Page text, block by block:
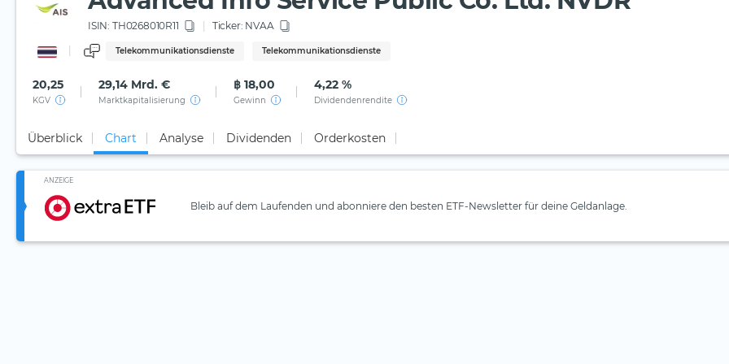
ISIN: TH0268010R11 Ticker: NVAA
Telekommunikationsdienste Telekommunikationsdienste
20,25
KGV
29,14 Mrd. €
Marktkapitalisierung
฿ 18,00
Gewinn
4,22 %
Dividendenrendite
Überblick Chart Analyse Dividenden Orderkosten
ANZEIGE
Bleib auf dem Laufenden und abonniere den besten ETF-Newsletter für deine Geldanlage.